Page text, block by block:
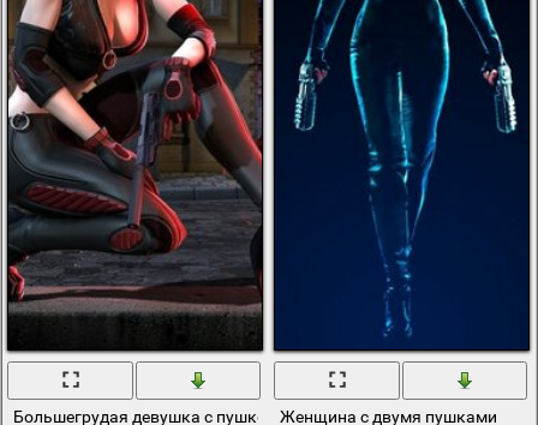
Большегрудая девушка с пушкой Женщина с двумя пушками